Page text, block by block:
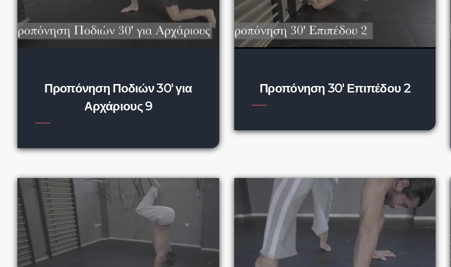
Προπόνηση Ποδιών 30′ για
Αρχάριους 9
Προπόνηση 30′ Επιπέδου 2